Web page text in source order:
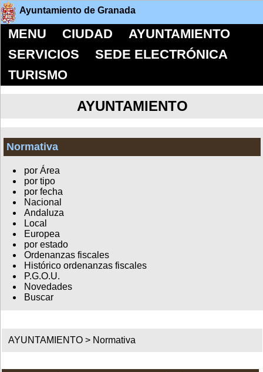
Ayuntamiento de Granada
MENU CIUDAD
AYUNTAMIENTO
SERVICIOS
SEDE ELECTRÓNICA
TURISMO
AYUNTAMIENTO
Normativa
por Área
por tipo
por fecha
Nacional
Andaluza
Local
Europea
por estado
Ordenanzas fiscales
Histórico ordenanzas fiscales
P.G.O.U.
Novedades
Buscar
AYUNTAMIENTO > Normativa